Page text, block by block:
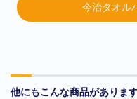
今治タオル
他にもこんな商品がありま